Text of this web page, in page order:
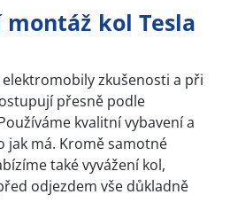
kol Tesla
zkušenosti a při
přesně podle
kvalitní vybavení a
jak má. Kromě samotné
také vyvážení kol,
odjezdem vše důkladně